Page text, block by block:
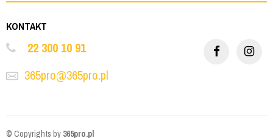
KONTAKT
22 300 10 91
365pro@365pro.pl
© Copyrights by 365pro.pl